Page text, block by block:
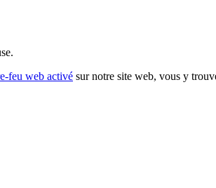
feu web activé sur notre site web, vous y